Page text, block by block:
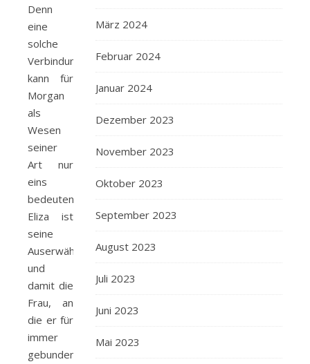
Denn
eine
solche
Verbindung
kann für
Morgan
als
Wesen
seiner
Art nur
eins
bedeuten:
Eliza ist
seine
Auserwählte
und
damit die
Frau, an
die er für
immer
gebunden
März 2024
Februar 2024
Januar 2024
Dezember 2023
November 2023
Oktober 2023
September 2023
August 2023
Juli 2023
Juni 2023
Mai 2023